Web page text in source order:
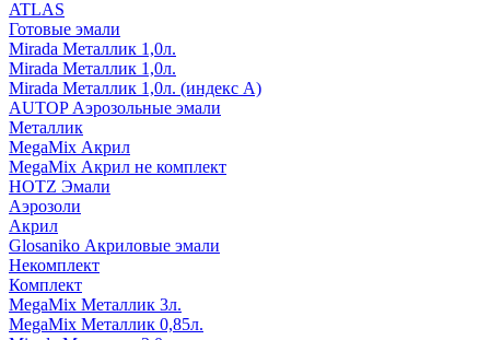
ATLAS
Готовые эмали
Mirada Металлик 1,0л.
Mirada Металлик 1,0л.
Mirada Металлик 1,0л. (индекс А)
AUTOP Аэрозольные эмали
Металлик
MegaMix Акрил
MegaMix Акрил не комплект
HOTZ Эмали
Аэрозоли
Акрил
Glosaniko Акриловые эмали
Некомплект
Комплект
MegaMix Металлик 3л.
MegaMix Металлик 0,85л.